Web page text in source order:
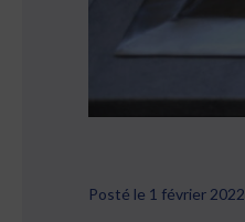
Posté le 1 février 2022